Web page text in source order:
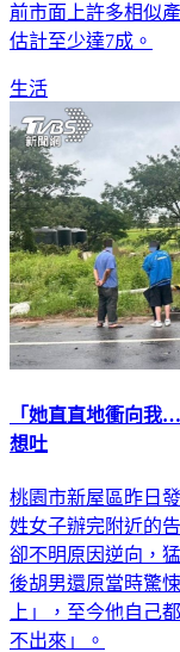
前市面上許多相似
估計至少達7成。
生活
「她直直地衝向
想吐
桃園市新屋區昨日
姓女子辦完附近的
卻不明原因逆向，
後胡男還原當時驚
上」，至今他自己
不出來」。